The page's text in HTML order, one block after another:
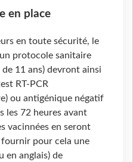
en place
en toute sécurité, le
protocole sanitaire
11 ans) devront ainsi
RT-PCR
ou antigénique négatif
les 72 heures avant
vacinnées en seront
pour cela une
en anglais) de